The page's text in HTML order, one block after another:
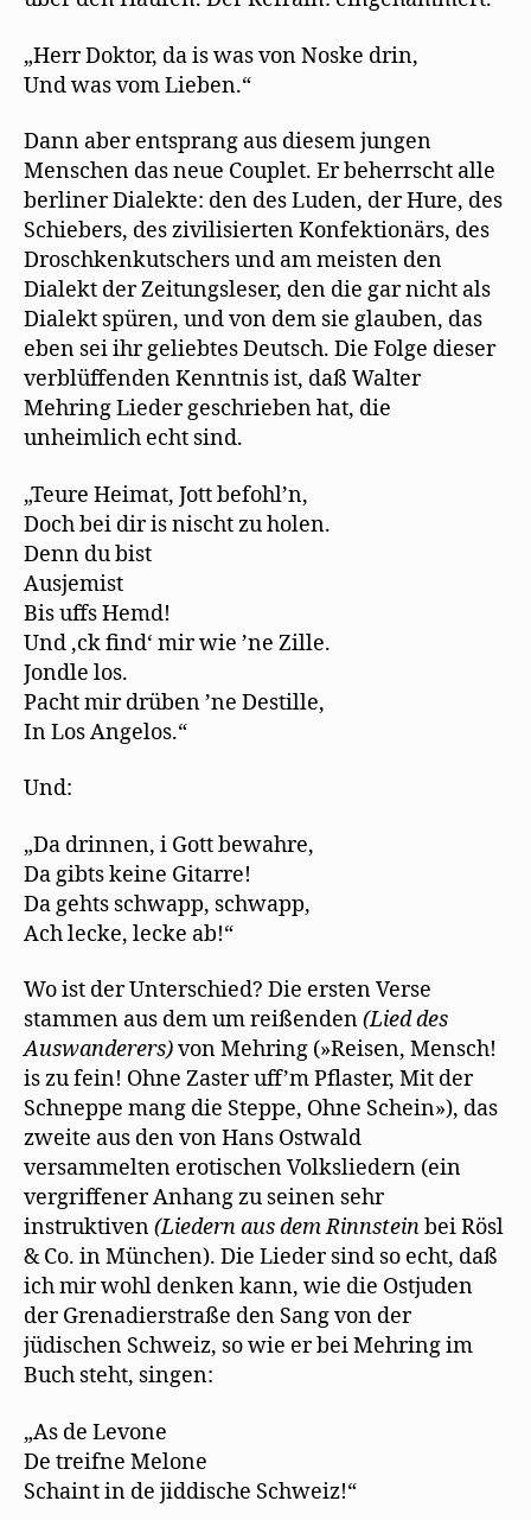
„Herr Doktor, da is was von Noske drin,
Und was vom Lieben.“
Dann aber entsprang aus diesem jungen
Menschen das neue Couplet. Er beherrscht alle
berliner Dialekte: den des Luden, der Hure, des
Schiebers, des zivilisierten Konfektionärs, des
Droschkenkutschers und am meisten den
Dialekt der Zeitungsleser, den die gar nicht als
Dialekt spüren, und von dem sie glauben, das
eben sei ihr geliebtes Deutsch. Die Folge dieser
verblüffenden Kenntnis ist, daß Walter
Mehring Lieder geschrieben hat, die
unheimlich echt sind.
„Teure Heimat, Jott befohl’n,
Doch bei dir is nischt zu holen.
Denn du bist
Ausjemist
Bis uffs Hemd!
Und ‚ck find‘ mir wie ’ne Zille.
Jondle los.
Pacht mir drüben ’ne Destille,
In Los Angelos.“
Und:
„Da drinnen, i Gott bewahre,
Da gibts keine Gitarre!
Da gehts schwapp, schwapp,
Ach lecke, lecke ab!“
Wo ist der Unterschied? Die ersten Verse
stammen aus dem um reißenden(Lied des
Auswanderers)von Mehring (»Reisen, Mensch!
is zu fein! Ohne Zaster uff’m Pflaster, Mit der
Schneppe mang die Steppe, Ohne Schein»), das
zweite aus den von Hans Ostwald
versammelten erotischen Volksliedern (ein
vergriffener Anhang zu seinen sehr
instruktiven(Liedernaus dem Rinnsteinbei Rösl
& Co. in München). Die Lieder sind so echt, daß
ich mir wohl denken kann, wie die Ostjuden
der Grenadierstraße den Sang von der
jüdischen Schweiz, so wie er bei Mehring im
Buch steht, singen:
„As de Levone
De treifne Melone
Schaint in de jiddische Schweiz!“